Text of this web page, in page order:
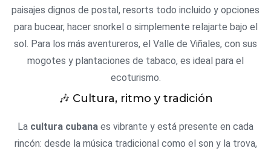
paisajes dignos de postal, resorts todo incluido y opciones
para bucear, hacer snorkel o simplemente relajarte bajo el
sol. Para los más aventureros, el Valle de Viñales, con sus
mogotes y plantaciones de tabaco, es ideal para el
ecoturismo.
🎶 Cultura, ritmo y tradición
La cultura cubana es vibrante y está presente en cada
rincón: desde la música tradicional como el son y la trova,